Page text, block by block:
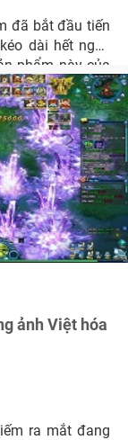
đã bắt đầu tiến
dài hết ngày
phẩm này của
ảnh Việt hóa
ra mắt đang